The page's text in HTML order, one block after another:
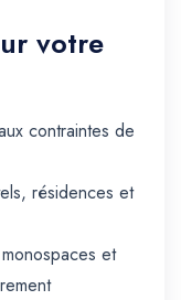
votre
contraintes de
résidences et
et